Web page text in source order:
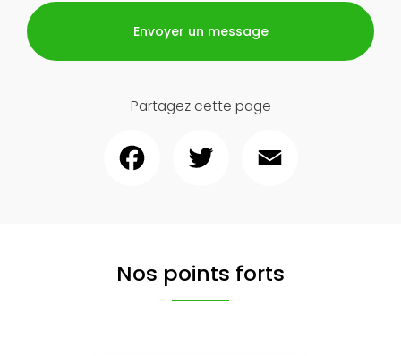
Envoyer un message
Partagez cette page
Nos points forts